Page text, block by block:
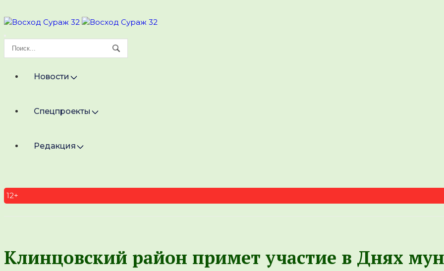
Новости
Спецпроекты
Редакция
12+
Клинцовский район примет участие в Днях